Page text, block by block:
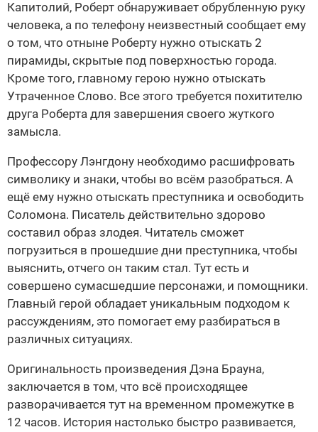
Капитолий, Роберт обнаруживает обрубленную руку
человека, а по телефону неизвестный сообщает ему
о том, что отныне Роберту нужно отыскать 2
пирамиды, скрытые под поверхностью города.
Кроме того, главному герою нужно отыскать
Утраченное Слово. Все этого требуется похитителю
друга Роберта для завершения своего жуткого
замысла.
Профессору Лэнгдону необходимо расшифровать
символику и знаки, чтобы во всём разобраться. А
ещё ему нужно отыскать преступника и освободить
Соломона. Писатель действительно здорово
составил образ злодея. Читатель сможет
погрузиться в прошедшие дни преступника, чтобы
выяснить, отчего он таким стал. Тут есть и
совершено сумасшедшие персонажи, и помощники.
Главный герой обладает уникальным подходом к
рассуждениям, это помогает ему разбираться в
различных ситуациях.
Оригинальность произведения Дэна Брауна,
заключается в том, что всё происходящее
разворачивается тут на временном промежутке в
12 часов. История настолько быстро развивается,